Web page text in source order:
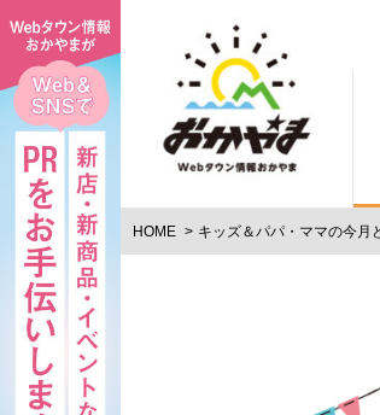
HOME キッズ＆パパ・ママの今月